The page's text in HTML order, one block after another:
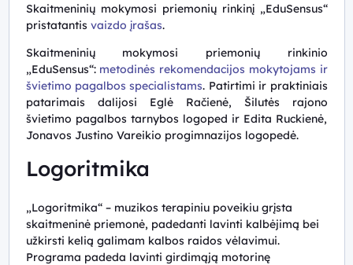
Skaitmeninių mokymosi priemonių rinkinį „EduSensus“
pristatantis vaizdo įrašas.
Skaitmeninių mokymosi priemonių rinkinio
„EduSensus“: metodinės rekomendacijos mokytojams ir
švietimo pagalbos specialistams. Patirtimi ir praktiniais
patarimais dalijosi Eglė Račienė, Šilutės rajono
švietimo pagalbos tarnybos logoped ir Edita Ruckienė,
Jonavos Justino Vareikio progimnazijos logopedė.
Logoritmika
„Logoritmika“ – muzikos terapiniu poveikiu grįsta
skaitmeninė priemonė, padedanti lavinti kalbėjimą bei
užkirsti kelią galimam kalbos raidos vėlavimui.
Programa padeda lavinti girdimąją motorinę